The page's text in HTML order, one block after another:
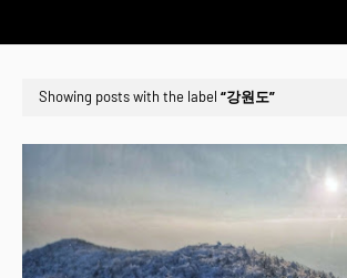
Showing posts with the label 강원도